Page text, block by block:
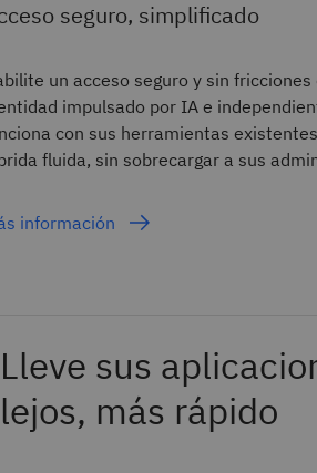
seguro, simplificado
un acceso seguro y sin
impulsado por IA e
con sus herramientas
fluida, sin sobrecargar a sus
información
Lleve sus
lejos, más rápido